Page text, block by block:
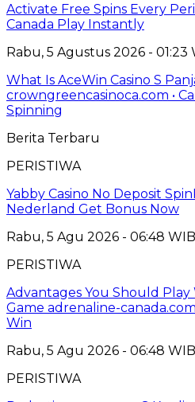
Activate Free Spins Every
Canada Play Instantly
Rabu, 5 Agustus 2026 - 01:23
What Is AceWin Casino S
crowngreencasinoca.com •
Spinning
Berita Terbaru
PERISTIWA
Yabby Casino No Deposit
Nederland Get Bonus Now
Rabu, 5 Agu 2026 - 06:48 WIB
PERISTIWA
Advantages You Should Play
Game adrenaline-
Win
Rabu, 5 Agu 2026 - 06:48 WIB
PERISTIWA